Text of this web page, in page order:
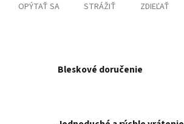
OPÝTAŤ SA STRÁŽIŤ ZDIEĽAŤ
Bleskové doručenie